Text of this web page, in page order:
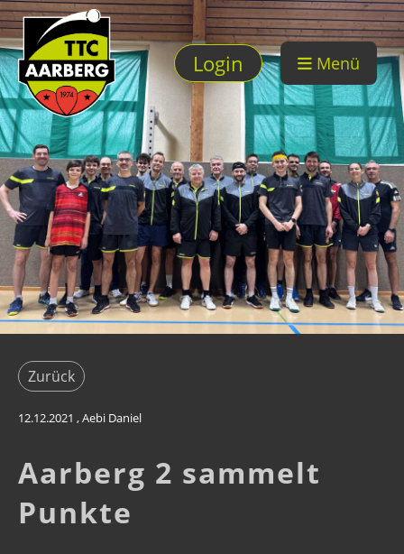
Login Menü
Zurück
12.12.2021 , Aebi Daniel
Aarberg 2 sammelt
Punkte